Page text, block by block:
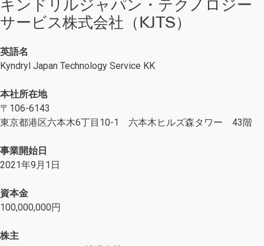
キンドリルジャパン・テクノロジー
サービス株式会社（KJTS）
英語名
Kyndryl Japan Technology Service KK
本社所在地
〒106-6143
東京都港区六本木6丁目10-1 六本木ヒルズ森タワー 43階
事業開始日
2021年9月1日
資本金
100,000,000円
株主